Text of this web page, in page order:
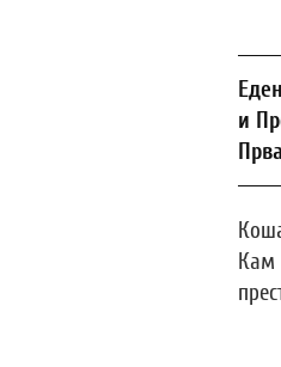
и
Кам